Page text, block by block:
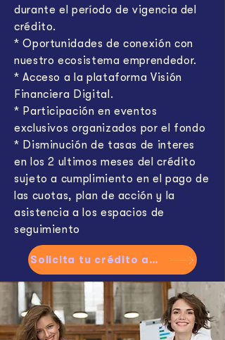
durante el período de vigencia del
crédito.
* Oportunidades de conexión con
nuestro ecosistema emprendedor.
* Acceso a la plataforma Visión
Financiera Digital.
* Participación en eventos
exclusivos organizados por el fondo
* Disminución de tasas de interes
en los 2 ultimos meses del crédito
sujeto a cumplimiento en el pago de
las cuotas, plan de acción y la
asistencia a los espacios de
seguimiento
Solicita tu crédito aquí